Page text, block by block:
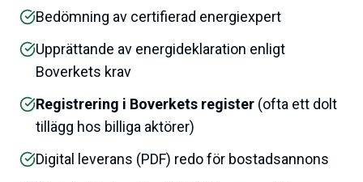
Bedömning av certifierad energiexpert
Upprättande av energideklaration enligt
Boverkets krav
Registrering i Boverkets register (ofta ett dolt
tillägg hos billiga aktörer)
Digital leverans (PDF) redo för bostadsannons